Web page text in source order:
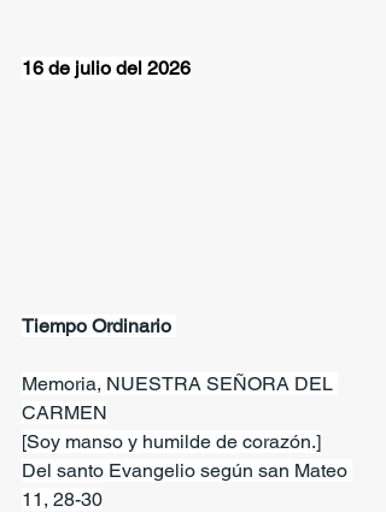
16 de julio del 2026
Tiempo Ordinario
Memoria, NUESTRA SEÑORA DEL
CARMEN
[Soy manso y humilde de corazón.]
Del santo Evangelio según san Mateo
11, 28-30